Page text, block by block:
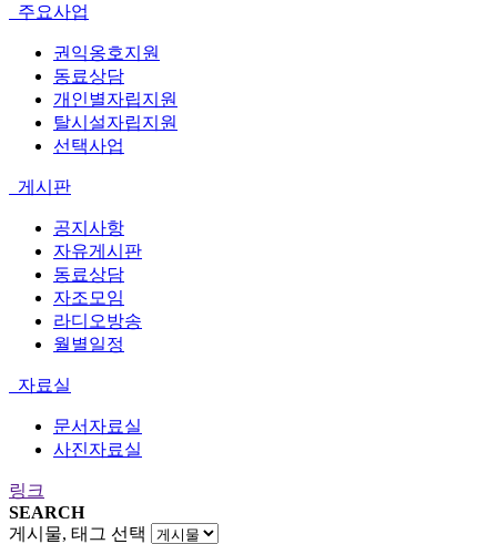
주요사업
권익옹호지원
동료상담
개인별자립지원
탈시설자립지원
선택사업
게시판
공지사항
자유게시판
동료상담
자조모임
라디오방송
월별일정
자료실
문서자료실
사진자료실
링크
SEARCH
게시물, 태그 선택